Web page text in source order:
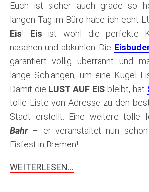
Euch ist sicher auch grade so
langen Tag im Büro habe ich echt
Eis! Eis ist wohl die perfekte
naschen und abkühlen. Die
garantiert völlig überrannt und
lange Schlangen, um eine Kugel
Damit die LUST AUF EIS bleibt, hat
tolle Liste von Adresse zu den
Stadt erstellt. Eine weitere tolle
Bahr– er veranstaltet nun
Eisfest in Bremen!
WEITERLESEN…